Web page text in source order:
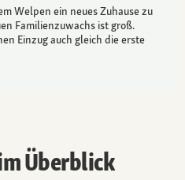
Welpen ein neues Zuhause zu
Familienzuwachs ist groß.
Einzug auch gleich die erste
Überblick